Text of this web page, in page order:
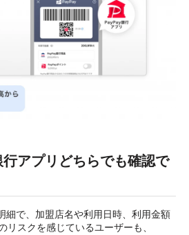
アプリどちらでも確認で
細で、加盟店名や利用日時、利用金額
スクを感じているユーザーも、